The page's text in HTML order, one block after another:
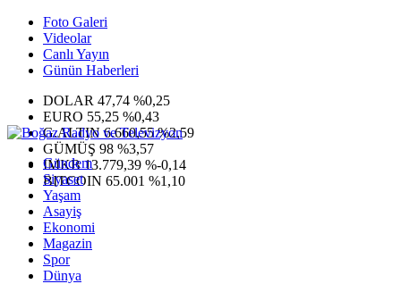
Foto Galeri
Videolar
Canlı Yayın
Günün Haberleri
DOLAR 47,74 %0,25
EURO 55,25 %0,43
G.ALTIN6.660,55 %2,59
GÜMÜŞ 98 %3,57
IMKB13.779,39 %-0,14
BITCOIN 65.001 %1,10
Gündem
Siyaset
Yaşam
Asayiş
Ekonomi
Magazin
Spor
Dünya